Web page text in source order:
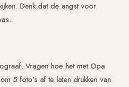
Denk dat de angst voor
Vragen hoe het met Opa
5 foto’s af te laten drukken van